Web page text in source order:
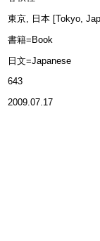
東京, 日本 [Tokyo,
書籍=Book
日文=Japanese
643
2009.07.17